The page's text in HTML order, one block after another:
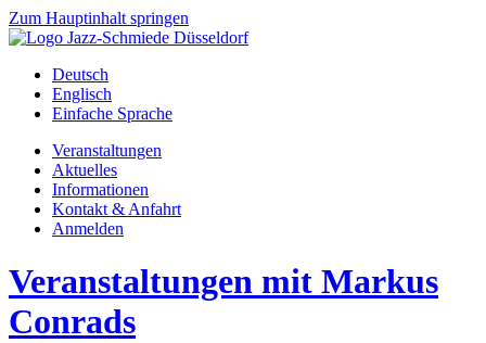
Zum Hauptinhalt springen
Deutsch
Englisch
Einfache Sprache
Veranstaltungen
Aktuelles
Informationen
Kontakt & Anfahrt
Anmelden
Veranstaltungen mit Markus
Conrads